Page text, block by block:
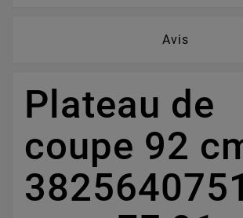
Avis
Plateau de
coupe 92
3825640751